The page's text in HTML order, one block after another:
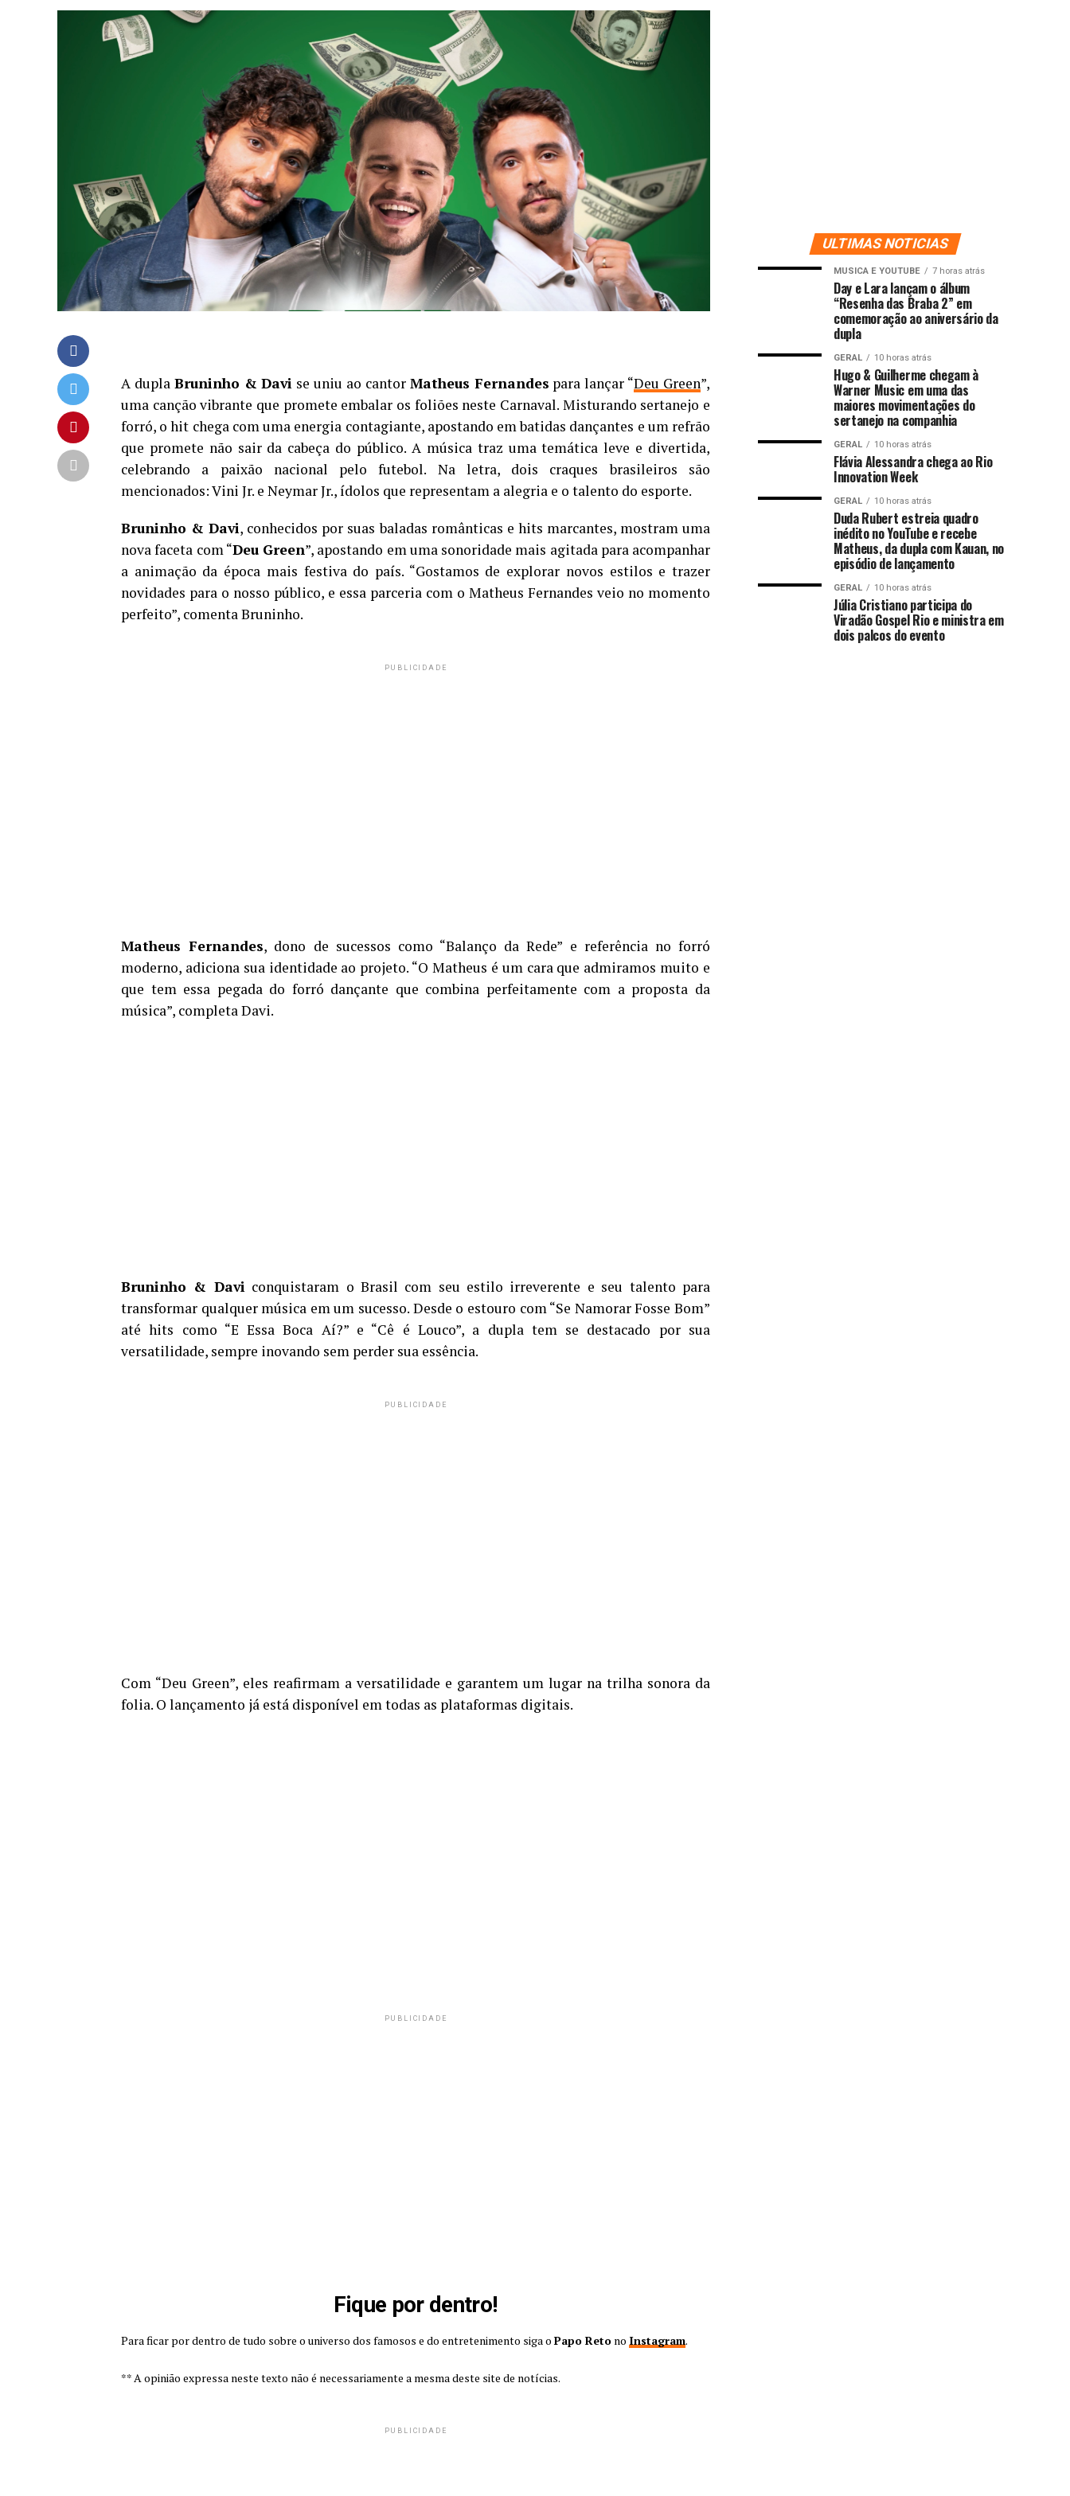
A dupla Bruninho & Davi se uniu ao cantor Matheus Fernandes para lançar “Deu Green”,
uma canção vibrante que promete embalar os foliões neste Carnaval. Misturando sertanejo e
forró, o hit chega com uma energia contagiante, apostando em batidas dançantes e um refrão
que promete não sair da cabeça do público. A música traz uma temática leve e divertida,
celebrando a paixão nacional pelo futebol. Na letra, dois craques brasileiros são
mencionados: Vini Jr. e Neymar Jr., ídolos que representam a alegria e o talento do esporte.
Bruninho & Davi, conhecidos por suas baladas românticas e hits marcantes, mostram uma
nova faceta com “Deu Green”, apostando em uma sonoridade mais agitada para acompanhar
a animação da época mais festiva do país. “Gostamos de explorar novos estilos e trazer
novidades para o nosso público, e essa parceria com o Matheus Fernandes veio no momento
perfeito”, comenta Bruninho.
PUBLICIDADE
Matheus Fernandes, dono de sucessos como “Balanço da Rede” e referência no forró
moderno, adiciona sua identidade ao projeto. “O Matheus é um cara que admiramos muito e
que tem essa pegada do forró dançante que combina perfeitamente com a proposta da
música”, completa Davi.
Bruninho & Daviconquistaram o Brasil com seu estilo irreverente e seu talento para
transformar qualquer música em um sucesso. Desde o estouro com “Se Namorar Fosse Bom”
até hits como “E Essa Boca Aí?” e “Cê é Louco”, a dupla tem se destacado por sua
versatilidade, sempre inovando sem perder sua essência.
PUBLICIDADE
Com “Deu Green”, eles reafirmam a versatilidade e garantem um lugar na trilha sonora da
folia. O lançamento já está disponível em todas as plataformas digitais.
PUBLICIDADE
Fique por dentro!
Para ficar por dentro de tudo sobre o universo dos famosos e do entretenimento siga o Papo Reto no Instagram.
** A opinião expressa neste texto não é necessariamente a mesma deste site de notícias.
PUBLICIDADE
ULTIMAS NOTICIAS
MUSICA E YOUTUBE 7 horas atrás
Day e Lara lançam o álbum
“Resenha das Braba 2” em
comemoração ao aniversário da
dupla
GERAL 10 horas atrás
Hugo & Guilherme chegam à
Warner Music em uma das
maiores movimentações do
sertanejo na companhia
GERAL 10 horas atrás
Flávia Alessandra chega ao Rio
Innovation Week
GERAL 10 horas atrás
Duda Rubert estreia quadro
inédito no YouTube e recebe
Matheus, da dupla com Kauan, no
episódio de lançamento
GERAL 10 horas atrás
Júlia Cristiano participa do
Viradão Gospel Rio e ministra em
dois palcos do evento